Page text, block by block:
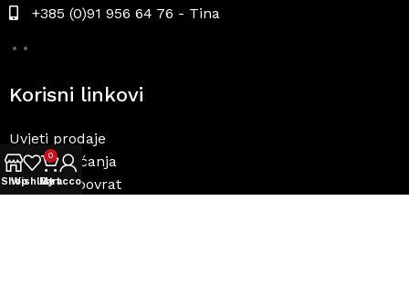
+385 (0)91 956 64 76 - Tina
Korisni linkovi
Uvjeti prodaje
Načini plaćanja
Dostava i povrat
Shop
Wishlist
0
Cart
My account